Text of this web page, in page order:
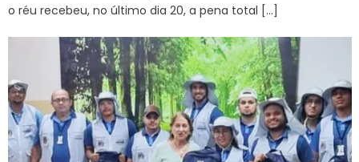
o réu recebeu, no último dia 20, a pena total […]